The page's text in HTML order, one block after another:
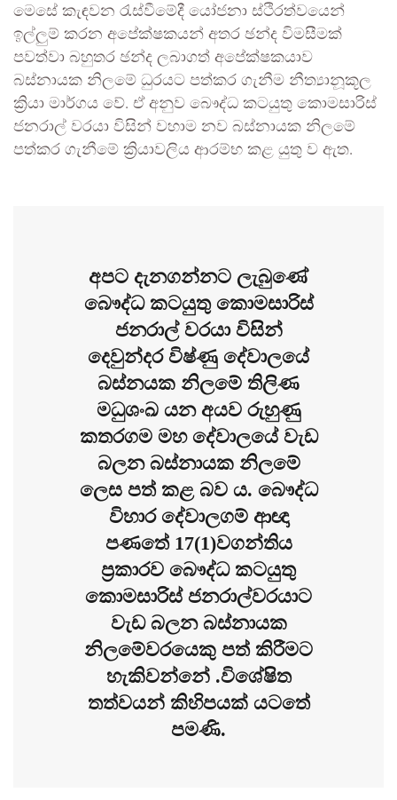
මෙසේ කැඳවන රැස්වීමේදී යෝජනා ස්ථිරත්වයෙන්
ඉල්ලුම් කරන අපේක්ෂකයන් අතර ඡන්ද විමසීමක්
පවත්වා බහුතර ඡන්ද ලබාගත් අපේක්ෂකයාව
බස්නායක නිලමේ ධුරයට පත්කර ගැනීම නීත්‍යානූකූල
ක්‍රියා මාර්ගය වේ. ඒ අනුව බෞද්ධ කටයුතු කොමසාරිස්
ජනරාල් වරයා විසින් වහාම නව බස්නායක නිලමේ
පත්කර ගැනීමේ ක්‍රියාවලිය ආරම්භ කළ යුතු ව ඇත.
අපට දැනගන්නට ලැබුණේ
බෞද්ධ කටයුතු කොමසාරිස්
ජනරාල් වරයා විසින්
දෙවුන්දර විෂ්ණු දේවාලයේ
බස්නයක නිලමේ තිලිණ
මධුශංඛ යන අයව රුහුණු
කතරගම මහ දේවාලයේ වැඩ
බලන බස්නායක නිලමේ
ලෙස පත් කළ බව ය. බෞද්ධ
විහාර දේවාලගම් ආඥා
පණතේ 17(1)වගන්තිය
ප්‍රකාරව බෞද්ධ කටයුතු
කොමසාරිස් ජනරාල්වරයාට
වැඩ බලන බස්නායක
නිලමේවරයෙකු පත් කිරීමට
හැකිවන්නේ .විශේෂිත
තත්වයන් කිහිපයක් යටතේ
පමණි.